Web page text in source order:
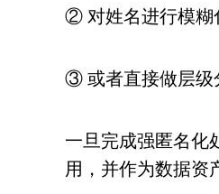
② 对姓名进行模糊
③ 或者直接做层级
一旦完成强匿名化
用，并作为数据资